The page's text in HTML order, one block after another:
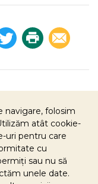
Print Email
navigare, folosim
atât cookie-
uri pentru care
cu
sau nu să
unele date.